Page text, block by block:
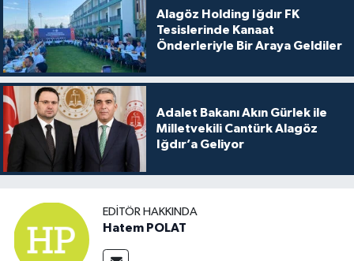
Alagöz Holding Iğdır FK
Tesislerinde Kanaat
Önderleriyle Bir Araya Geldiler
Adalet Bakanı Akın Gürlek ile
Milletvekili Cantürk Alagöz
Iğdır’a Geliyor
EDITÖR HAKKINDA
Hatem POLAT